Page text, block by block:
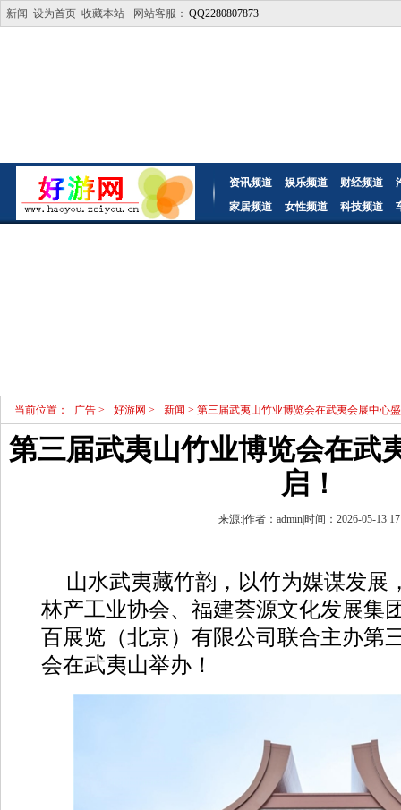
新闻 设为首页 收藏本站 网站客服： QQ2280807873
资讯频道 娱乐频道 财经频道
家居频道
女性频道 科技频道
当前位置： 广告 > 好游网 > 新闻 > 第三届武夷山竹业博览会在武夷会展中心
第三届武夷山竹业博览会在武
启！
来源:|作者：admin|时间：2026-05-13
山水武夷藏竹韵，以竹为媒谋发展
林产工业协会、福建荟源文化发展集
百展览（北京）有限公司联合主办第
会在武夷山举办！